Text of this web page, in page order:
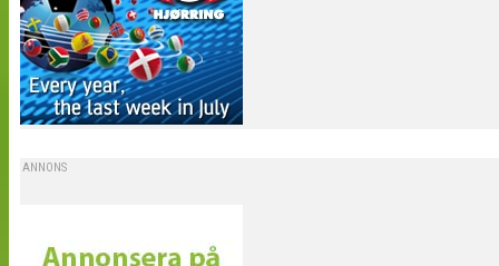
ANNONS